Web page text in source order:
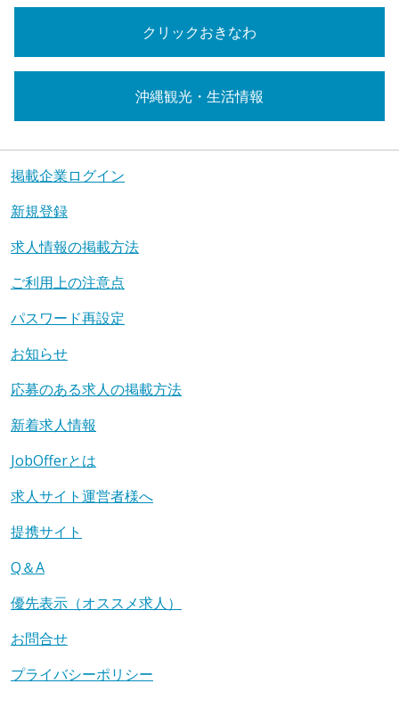
クリックおきなわ
沖縄観光・生活情報
掲載企業ログイン
新規登録
求人情報の掲載方法
ご利用上の注意点
パスワード再設定
お知らせ
応募のある求人の掲載方法
新着求人情報
JobOfferとは
求人サイト運営者様へ
提携サイト
Q＆A
優先表示（オススメ求人）
お問合せ
プライバシーポリシー